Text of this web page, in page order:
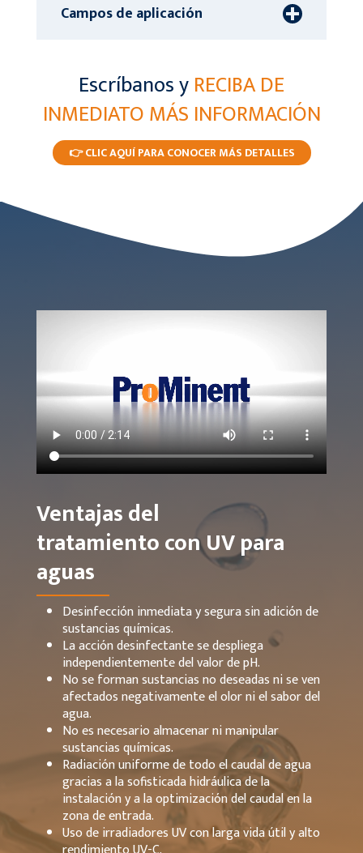
Campos de aplicación
Escríbanos yRECIBA DE
INMEDIATO MÁS INFORMACIÓN
👉 CLIC AQUÍ PARA CONOCER MÁS DETALLES
Ventajas del
tratamiento con UV para
aguas
Desinfección inmediata y segura sin adición de
sustancias químicas.
La acción desinfectante se despliega
independientemente del valor de pH.
No se forman sustancias no deseadas ni se ven
afectados negativamente el olor ni el sabor del
agua.
No es necesario almacenar ni manipular
sustancias químicas.
Radiación uniforme de todo el caudal de agua
gracias a la sofisticada hidráulica de la
instalación y a la optimización del caudal en la
zona de entrada.
Uso de irradiadores UV con larga vida útil y alto